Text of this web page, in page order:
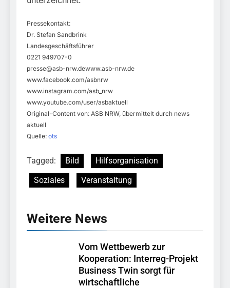
Pressekontakt:
Dr. Stefan Sandbrink
Landesgeschäftsführer
0221 949707-0
presse@asb-nrw.dewww.asb-nrw.de
www.facebook.com/asbnrw
www.instagram.com/asb_nrw
www.youtube.com/user/asbaktuell
Original-Content von: ASB NRW, übermittelt durch news
aktuell
Quelle: ots
Tagged: Bild
Hilfsorganisation
Soziales
Veranstaltung
Weitere News
Vom Wettbewerb zur
Kooperation: Interreg-Projekt
Business Twin sorgt für
wirtschaftliche